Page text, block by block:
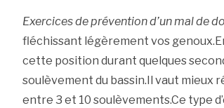
Exercices de prévention d’un mal de
fléchissant légèrement vos
cette position durant quelques
soulèvement du bassin.Il vaut mieux
entre 3 et 10 soulèvements.Ce type